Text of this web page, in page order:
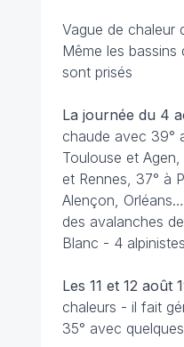
Vague de chaleur
Même les
sont prisés
La journée du 4
chaude avec 39°
Toulouse et
et Rennes, 37° à
Alençon,
des avalanches
Blanc - 4
Les 11 et 12 août
chaleurs - il fait
35° avec